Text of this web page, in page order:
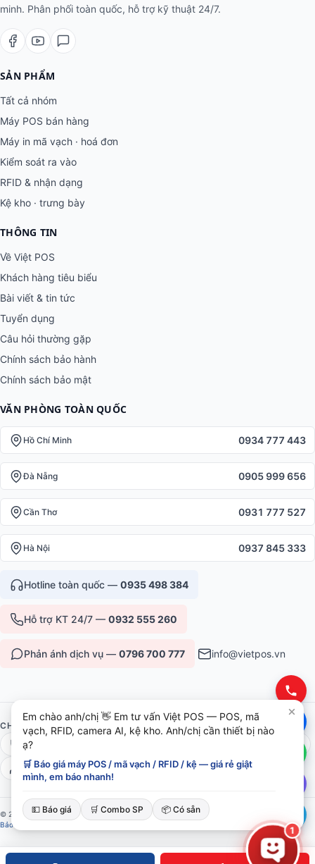
minh. Phân phối toàn quốc, hỗ trợ kỹ thuật 24/7.
SẢN PHẨM
Tất cả nhóm
Máy POS bán hàng
Máy in mã vạch · hoá đơn
Kiểm soát ra vào
RFID & nhận dạng
Kệ kho · trưng bày
THÔNG TIN
Về Việt POS
Khách hàng tiêu biểu
Bài viết & tin tức
Tuyển dụng
Câu hỏi thường gặp
Chính sách bảo hành
Chính sách bảo mật
VĂN PHÒNG TOÀN QUỐC
Hồ Chí Minh 0934 777 443
Đà Nẵng 0905 999 656
Cần Thơ 0931 777 527
Hà Nội 0937 845 333
Hotline toàn quốc — 0935 498 384
Hỗ trợ KT 24/7 — 0932 555 260
Phản ánh dịch vụ — 0796 700 777 info@vietpos.vn
CHỨNG NHẬN & UY TÍN
ISO 9001:2015
6+ năm phục vụ B2B
© 2026 Việt POS — Việt Đức Trí Group. Mọi quyền được bảo lưu.
Bảo mật
1
Em chào anh/chị 👋 Em tư vấn Việt POS — POS, mã
vạch, RFID, camera AI, kệ kho. Anh/chị cần thiết bị nào
ạ?
🛒 Báo giá máy POS / mã vạch / RFID / kệ — giá rẻ giật
mình, em báo nhanh!
💵 Báo giá 🛒 Combo SP 📦 Có sẵn